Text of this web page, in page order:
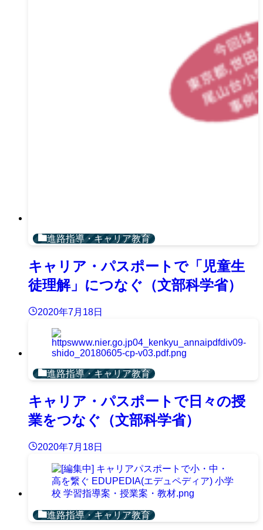
進路指導・キャリア教育
キャリア・パスポートで「児童生
徒理解」につなぐ（文部科学省）
2020年7月18日
進路指導・キャリア教育
キャリア・パスポートで日々の授
業をつなぐ（文部科学省）
2020年7月18日
進路指導・キャリア教育